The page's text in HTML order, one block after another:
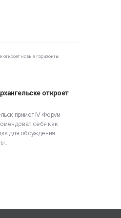
откроет
примет IV Форум
себя как
для обсуждения